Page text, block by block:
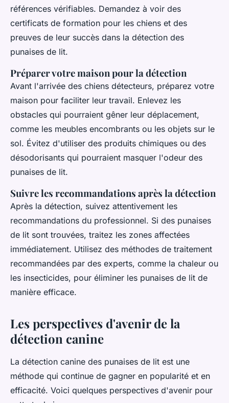
références vérifiables. Demandez à voir des
certificats de formation pour les chiens et des
preuves de leur succès dans la détection des
punaises de lit.
Préparer votre maison pour la détection
Avant l'arrivée des chiens détecteurs, préparez votre
maison pour faciliter leur travail. Enlevez les
obstacles qui pourraient gêner leur déplacement,
comme les meubles encombrants ou les objets sur le
sol. Évitez d'utiliser des produits chimiques ou des
désodorisants qui pourraient masquer l'odeur des
punaises de lit.
Suivre les recommandations après la détection
Après la détection, suivez attentivement les
recommandations du professionnel. Si des punaises
de lit sont trouvées, traitez les zones affectées
immédiatement. Utilisez des méthodes de traitement
recommandées par des experts, comme la chaleur ou
les insecticides, pour éliminer les punaises de lit de
manière efficace.
Les perspectives d'avenir de la
détection canine
La détection canine des punaises de lit est une
méthode qui continue de gagner en popularité et en
efficacité. Voici quelques perspectives d'avenir pour